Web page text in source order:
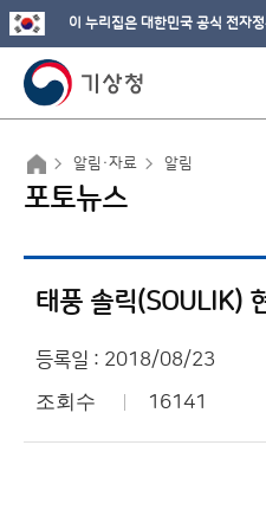
이 누리집은 대한민국 공식 전자
알림·자료 알림
포토뉴스
태풍 솔릭(SOULIK)
등록일 : 2018/08/23
조회수 16141